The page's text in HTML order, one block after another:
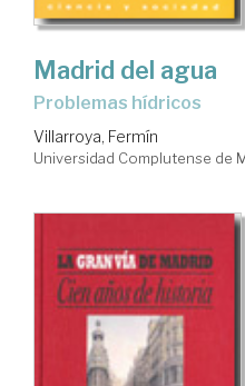
Madrid del agua
problemas hídricos
Villarroya, Fermín
Universidad Complutense de